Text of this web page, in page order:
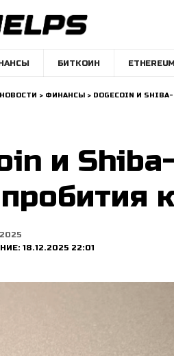
БИТКОИН ETHEREUM
НОВОСТИ > ФИНАНСЫ > DOGECOIN И
и
18.12.2025 22:01